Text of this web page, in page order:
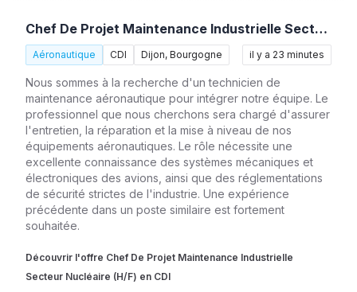
Chef De Projet Maintenance Industrielle Secteur Nucléaire (H/F)
Aéronautique CDI Dijon, Bourgogne il y a 23 minutes
Nous sommes à la recherche d'un technicien de
maintenance aéronautique pour intégrer notre équipe. Le
professionnel que nous cherchons sera chargé d'assurer
l'entretien, la réparation et la mise à niveau de nos
équipements aéronautiques. Le rôle nécessite une
excellente connaissance des systèmes mécaniques et
électroniques des avions, ainsi que des réglementations
de sécurité strictes de l'industrie. Une expérience
précédente dans un poste similaire est fortement
souhaitée.
Découvrir l'offre Chef De Projet Maintenance Industrielle
Secteur Nucléaire (H/F) en CDI